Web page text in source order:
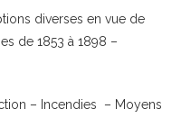
diverses en vue de
de 1853 à 1898 –
– Incendies – Moyens